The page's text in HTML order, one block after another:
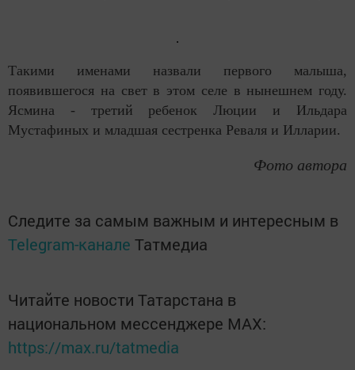
Такими именами назвали первого малыша,
появившегося на свет в этом селе в нынешнем году.
Ясмина - третий ребенок Люции и Ильдара
Мустафиных и младшая сестренка Реваля и Илларии.
Фото автора
Следите за самым важным и интересным в
Telegram-канале Татмедиа
Читайте новости Татарстана в
национальном мессенджере MАХ:
https://max.ru/tatmedia